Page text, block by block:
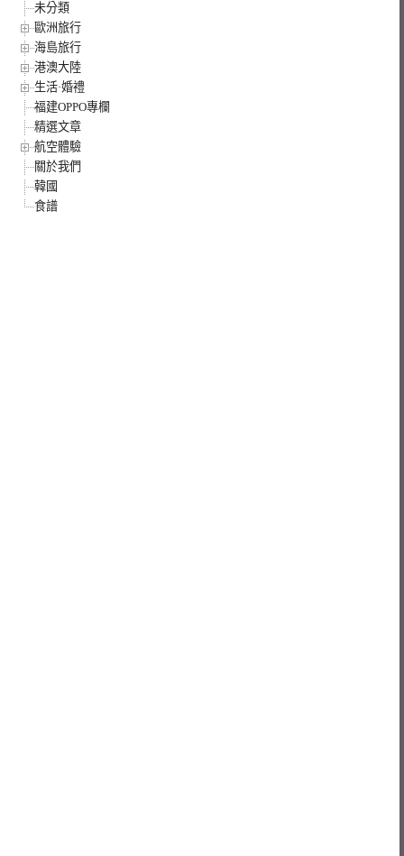
未分類
歐洲旅行
海島旅行
港澳大陸
生活·婚禮
福建OPPO專欄
精選文章
航空體驗
關於我們
韓國
食譜